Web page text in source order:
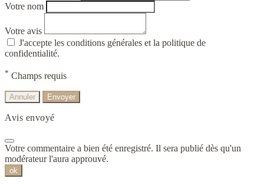
Votre nom
Votre avis
J'accepte les conditions générales et la politique de
confidentialité.
* Champs requis
Annuler Envoyer
Avis envoyé
Votre commentaire a bien été enregistré. Il sera publié dès qu'un
modérateur l'aura approuvé.
ok